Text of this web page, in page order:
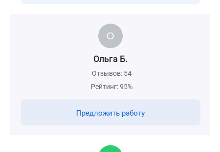
Ольга Б.
Отзывов: 54
Рейтинг: 95%
Предложить работу